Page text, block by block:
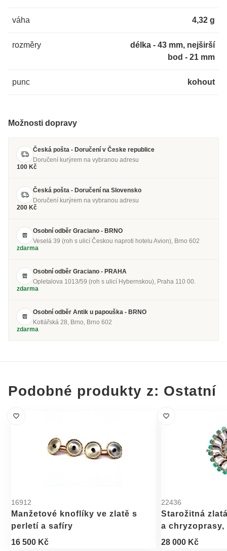
váha 4,32 g
rozměry
délka - 43 mm, nejširší
bod - 21 mm
punc kohout
Možnosti dopravy
Česká pošta - Doručení v Česke republice
Doručení kurýrem na vybranou adresu
100 Kč
Česká pošta - Doručení na Slovensko
Doručení kurýrem na vybranou adresu
200 Kč
Osobní odběr Graciano - BRNO
Veselá 39 (roh s ulicí Českou naproti hotelu Avion), Brno 602
zdarma
Osobní odběr Graciano - PRAHA
Opletalova 1013/59 (roh s ulicí Hybernskou), Praha 110 00.
zdarma
Osobní odběr Antik u papouška - BRNO
Kotlářská 28, Brno, Brno 602
zdarma
Podobné produkty z: Ostatní
16912
Manžetové knoflíky ve zlatě s
perletí a safíry
16 500 Kč
22436
Starožitná
a chryzoprasy,
28 000 Kč